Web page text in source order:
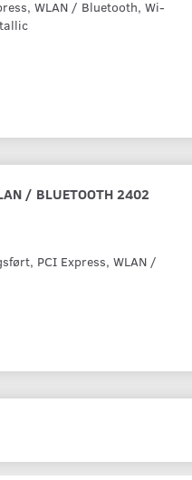
WLAN / Bluetooth, Wi-
/ BLUETOOTH 2402
PCI Express, WLAN /